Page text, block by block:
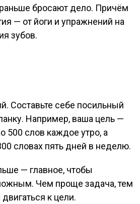
бросают дело. Причём
— от йоги и упражнений на
зубов.
Составьте себе посильный
Например, ваша цель —
500 слов каждое утро, а
словах пять дней в неделю.
— главное, чтобы
Чем проще задача, тем
к цели.